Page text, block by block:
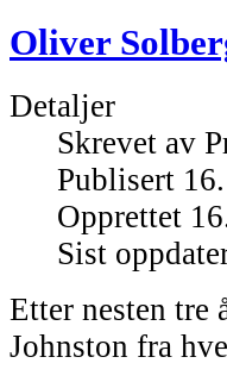
Oliver
Detaljer
Skrevet av
Publisert
Opprettet
Sist
Etter nesten tre
Johnston fra